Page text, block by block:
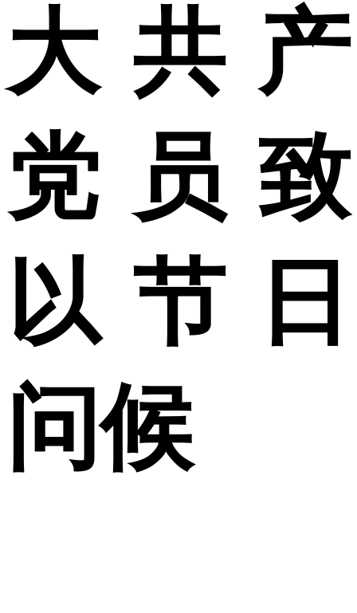
大共产
党员致
以节日
问候